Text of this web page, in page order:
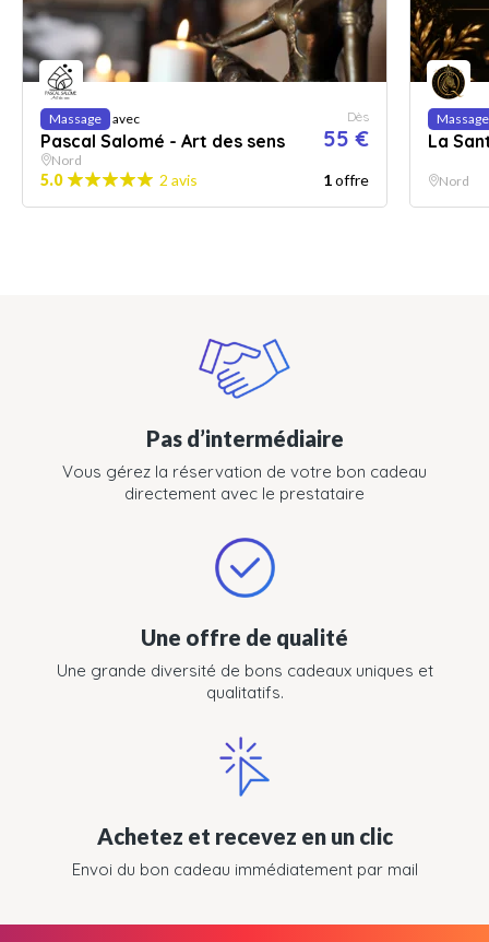
Massage avec
Pascal Salomé - Art des sens
Dès
55 €
Nord
5.0 2 avis 1offre
Massage
La
Nord
Pas d’intermédiaire
Vous gérez la réservation de votre bon cadeau
directement avec le prestataire
Une offre de qualité
Une grande diversité de bons cadeaux uniques et
qualitatifs.
Achetez et recevez en un clic
Envoi du bon cadeau immédiatement par mail